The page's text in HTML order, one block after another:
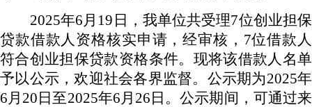
2025年6月19日，我单位共受理7位创业担保
贷款借款人资格核实申请，经审核，7位借款人
符合创业担保贷款资格条件。现将该借款人名单
予以公示，欢迎社会各界监督。公示期为2025年
6月20日至2025年6月26日。公示期间，可通过来